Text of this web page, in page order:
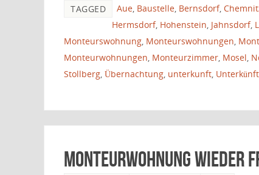
TAGGED Aue, Baustelle, Bernsdorf,
Hermsdorf, Hohenstein, Jahnsdorf,
Monteurswohnung, Monteurswohnungen,
Monteurwohnungen, Monteurzimmer, Mosel,
Stollberg, Übernachtung, unterkunft,
Monteurwohnung wieder